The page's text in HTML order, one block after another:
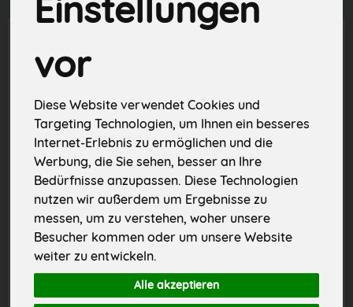
Einstellungen
vor
Diese Website verwendet Cookies und
Targeting Technologien, um Ihnen ein besseres
Internet-Erlebnis zu ermöglichen und die
Werbung, die Sie sehen, besser an Ihre
Bedürfnisse anzupassen. Diese Technologien
nutzen wir außerdem um Ergebnisse zu
messen, um zu verstehen, woher unsere
Besucher kommen oder um unsere Website
weiter zu entwickeln.
Alle akzeptieren
Arnika Salbe 10 % 25 g
11,29 € * / 25 g
Aussaaterde 15 l
bisher 7,49 €
5,99 €* / 15 l